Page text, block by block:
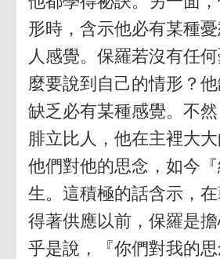
形時，含示他必有某種
人感覺。保羅若沒有任
麼要說到自己的情形？
缺乏必有某種感覺。不
腓立比人，他在主裡大
他們對他的思念，如今
生。這積極的話含示，
得著供應以前，保羅是
乎是說，『你們對我的